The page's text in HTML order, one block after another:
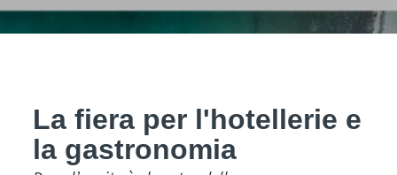
La fiera per l'hotellerie e
la gastronomia